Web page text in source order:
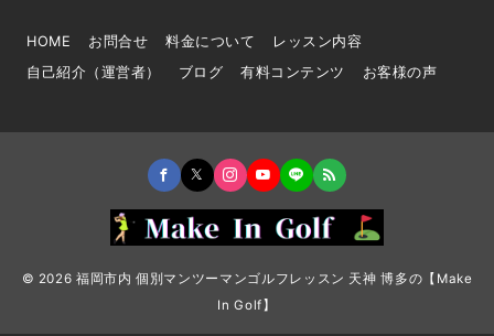
HOME お問合せ 料金について
レッスン内容
自己紹介（運営者）
ブログ 有料コンテンツ お客様の声
© 2026 福岡市内 個別マンツーマンゴルフレッスン 天神 博多の【Make
In Golf】